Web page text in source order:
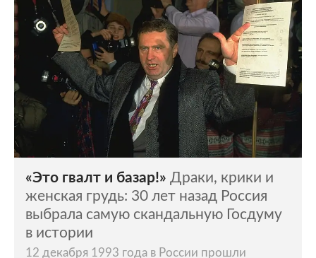
«Это гвалт и базар!» Драки, крики и
женская грудь: 30 лет назад Россия
выбрала самую скандальную Госдуму
в истории
12 декабря 1993 года в России прошли